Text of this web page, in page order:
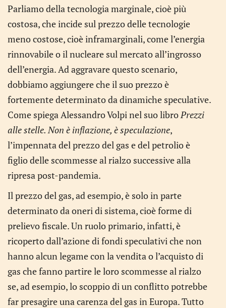
Parliamo della tecnologia marginale, cioè più
costosa, che incide sul prezzo delle tecnologie
meno costose, cioè inframarginali, come l’energia
rinnovabile o il nucleare sul mercato all’ingrosso
dell’energia. Ad aggravare questo scenario,
dobbiamo aggiungere che il suo prezzo è
fortemente determinato da dinamiche speculative.
Come spiega Alessandro Volpi nel suo libroPrezzi
alle stelle. Non è inflazione, è speculazione,
l’impennata del prezzo del gas e del petrolio è
figlio delle scommesse al rialzo successive alla
ripresa post-pandemia.
Il prezzo del gas, ad esempio, è solo in parte
determinato da oneri di sistema, cioè forme di
prelievo fiscale. Un ruolo primario, infatti, è
ricoperto dall’azione di fondi speculativi che non
hanno alcun legame con la vendita o l’acquisto di
gas che fanno partire le loro scommesse al rialzo
se, ad esempio, lo scoppio di un conflitto potrebbe
far presagire una carenza del gas in Europa. Tutto